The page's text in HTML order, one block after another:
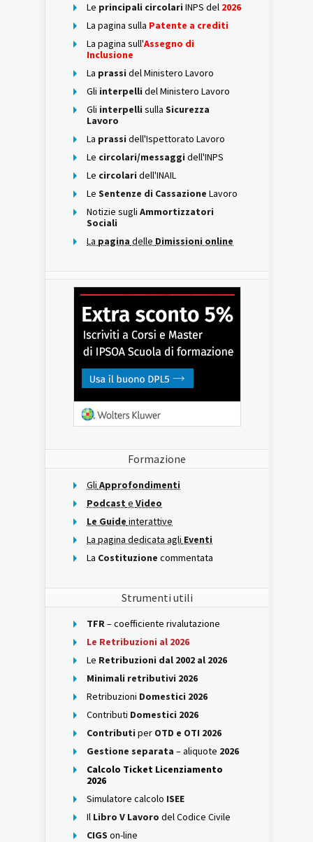
Le principali circolari INPS del 2026
La pagina sulla Patente a crediti
La pagina sull'Assegno di
Inclusione
La prassi del Ministero Lavoro
Gli interpelli del Ministero Lavoro
Gli interpelli sulla Sicurezza
Lavoro
La prassi dell'Ispettorato Lavoro
Le circolari/messaggi dell'INPS
Le circolari dell'INAIL
Le Sentenze di Cassazione Lavoro
Notizie sugli Ammortizzatori
Sociali
La pagina delle Dimissioni online
Formazione
Gli Approfondimenti
Podcast e Video
Le Guide interattive
La pagina dedicata agli Eventi
La Costituzione commentata
Strumenti utili
TFR– coefficiente rivalutazione
Le Retribuzioni al 2026
Le Retribuzioni dal 2002 al 2026
Minimali retributivi 2026
Retribuzioni Domestici 2026
Contributi Domestici 2026
Contributi per OTD e OTI 2026
Gestione separata – aliquote 2026
Calcolo Ticket Licenziamento
2026
Simulatore calcolo ISEE
Il Libro V Lavoro del Codice Civile
CIGS on-line